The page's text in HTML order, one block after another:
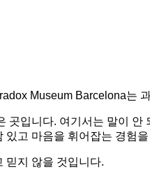
Museum Barcelona는
입니다. 여기서는 말이
고 마음을 휘어잡는 경험
믿지 않을 것입니다.